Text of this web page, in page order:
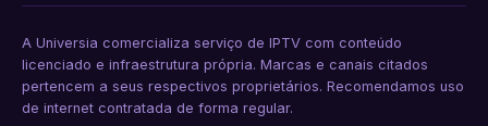
A Universia comercializa serviço de IPTV com conteúdo
licenciado e infraestrutura própria. Marcas e canais citados
pertencem a seus respectivos proprietários. Recomendamos uso
de internet contratada de forma regular.